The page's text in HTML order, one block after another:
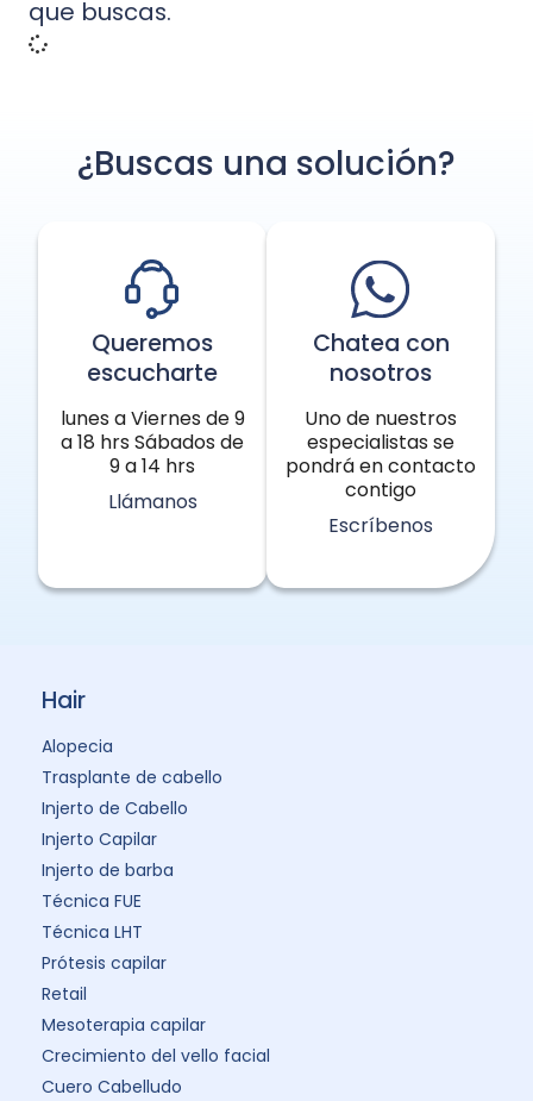
que buscas.
¿Buscas una solución?
Queremos
escucharte
lunes a Viernes de 9
a 18 hrs Sábados de
9 a 14 hrs
Llámanos
Chatea con
nosotros
Uno de nuestros
especialistas se
pondrá en contacto
contigo
Escríbenos
Hair
Alopecia
Trasplante de cabello
Injerto de Cabello
Injerto Capilar
Injerto de barba
Técnica FUE
Técnica LHT
Prótesis capilar
Retail
Mesoterapia capilar
Crecimiento del vello facial
Cuero Cabelludo